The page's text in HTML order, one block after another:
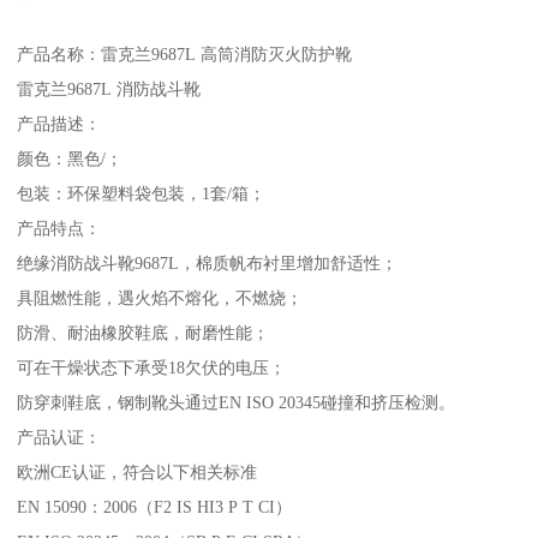
产品名称：雷克兰9687L 高筒消防灭火防护靴
雷克兰9687L 消防战斗靴
产品描述：
颜色：黑色/；
包装：环保塑料袋包装，1套/箱；
产品特点：
绝缘消防战斗靴9687L，棉质帆布衬里增加舒适性；
具阻燃性能，遇火焰不熔化，不燃烧；
防滑、耐油橡胶鞋底，耐磨性能；
可在干燥状态下承受18欠伏的电压；
防穿刺鞋底，钢制靴头通过EN ISO 20345碰撞和挤压检测。
产品认证：
欧洲CE认证，符合以下相关标准
EN 15090：2006（F2 IS HI3 P T CI）